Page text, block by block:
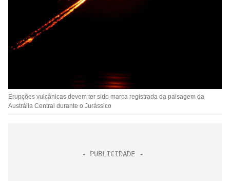
Erupções vulcânicas devem ter sido marca registrada da paisagem da
Austrália Central durante o Jurássico